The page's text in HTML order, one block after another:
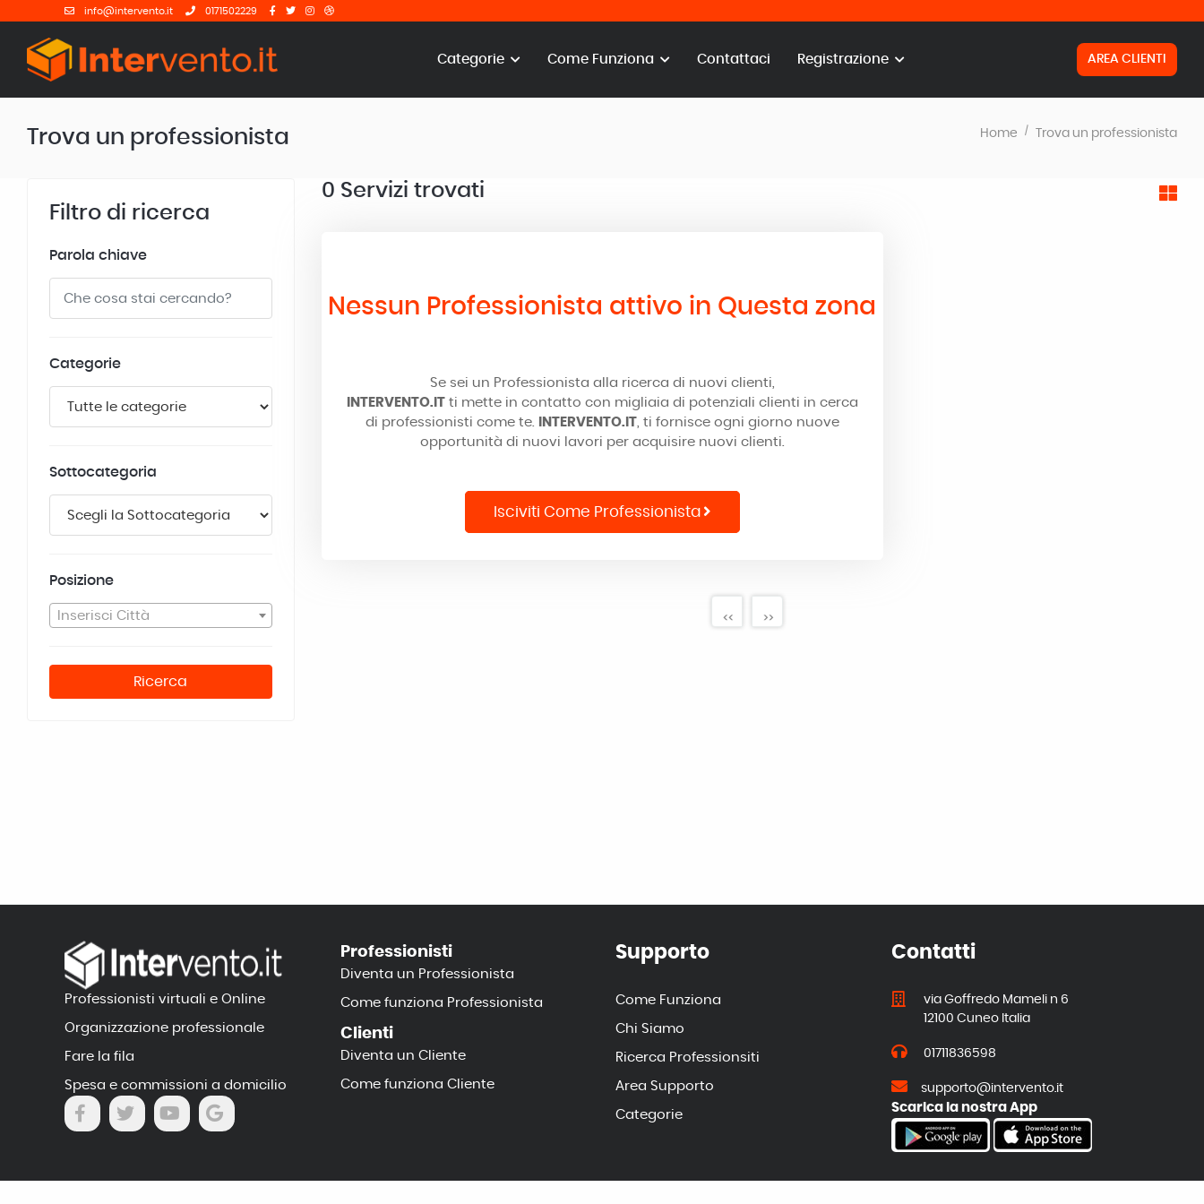
info@intervento.it 0171502229
Categorie Come Funziona Contattaci Registrazione AREA CLIENTI
Trova un professionista Home Trova un professionista
Filtro di ricerca
Parola chiave
Categorie
Sottocategoria
Posizione
Inserisci Città
Ricerca
0 Servizi trovati
Nessun Professionista attivo in Questa zona
Se sei un Professionista alla ricerca di nuovi clienti,
INTERVENTO.ITti mette in contatto con migliaia di potenziali clienti in cerca
di professionisti come te.
INTERVENTO.IT, ti fornisce ogni giorno nuove
opportunità di nuovi lavori per acquisire nuovi clienti.
Isciviti Come Professionista
<< >>
Professionisti virtuali e Online
Organizzazione professionale
Fare la fila
Spesa e commissioni a domicilio
Professionisti
Diventa un Professionista
Come funziona Professionista
Clienti
Diventa un Cliente
Come funziona Cliente
Supporto
Come Funziona
Chi Siamo
Ricerca Professionsiti
Area Supporto
Categorie
Contatti
via Goffredo Mameli n 6
12100 Cuneo Italia
01711836598
supporto@intervento.it
Scarica la nostra App